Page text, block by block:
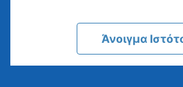
Άνοιγμα